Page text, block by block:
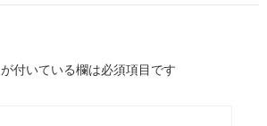
が付いている欄は必須項目です